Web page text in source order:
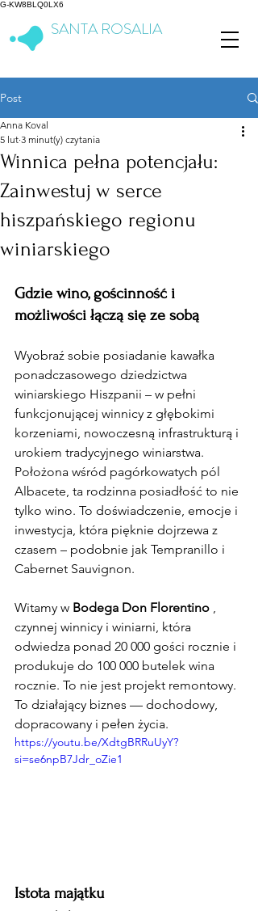
G-KW8BLQ0LX6
SANTA ROSALIA
Post
Winnica pełna potencjału:
Zainwestuj w serce
hiszpańskiego regionu
winiarskiego
Anna Koval
5 lut 3 minut(y) czytania
Gdzie wino, gościnność i
możliwości łączą się ze sobą
Wyobraź sobie posiadanie kawałka
ponadczasowego dziedzictwa
winiarskiego Hiszpanii – w pełni
funkcjonującej winnicy z głębokimi
korzeniami, nowoczesną infrastrukturą i
urokiem tradycyjnego winiarstwa.
Położona wśród pagórkowatych pól
Albacete, ta rodzinna posiadłość to nie
tylko wino. To doświadczenie, emocje i
inwestycja, która pięknie dojrzewa z
czasem – podobnie jak Tempranillo i
Cabernet Sauvignon.
Witamy w Bodega Don Florentino ,
czynnej winnicy i winiarni, która
odwiedza ponad 20 000 gości rocznie i
produkuje do 100 000 butelek wina
rocznie. To nie jest projekt remontowy.
To działający biznes — dochodowy,
dopracowany i pełen życia.
https://youtu.be/XdtgBRRuUyY?
si=se6npB7Jdr_oZie1
Istota majątku